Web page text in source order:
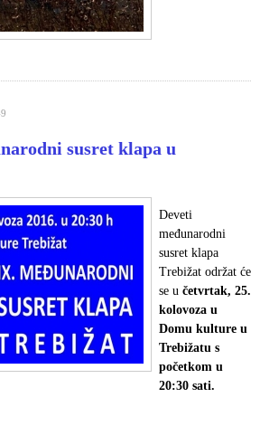
susret klapa u
Deveti
međunarodni
susret klapa
Trebižat održat će
se u četvrtak, 25.
kolovoza u
Domu kulture u
Trebižatu s
početkom u
20:30 sati.